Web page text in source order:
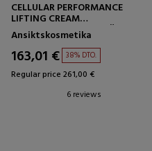
CELLULAR PERFORMANCE
LIFTING CREAM
LYFTANDE ANSIKTSKRÄM
Ansiktskosmetika
163,01 € 38% DTO.
Regular price 261,00 €
6 reviews